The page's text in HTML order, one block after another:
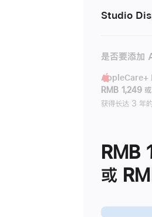
Studio
是否要添加
AppleCare+
RMB 1,249 或
获得长达 3 年
RMB
或